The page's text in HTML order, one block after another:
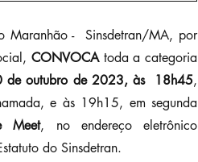
Maranhão -  Sinsdetran/MA, por
CONVOCA toda a categoria
de outubro de 2023, às  18h45,
e às 19h15, em segunda
Meet, no endereço eletrônico
do Sinsdetran.